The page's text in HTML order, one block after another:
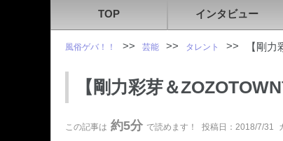
TOP インタビュー
風俗ゲバ！！ 芸能 タレント 【剛
【剛力彩芽＆
この記事は 約5分 で読めます！ 投稿日：2018/7/31